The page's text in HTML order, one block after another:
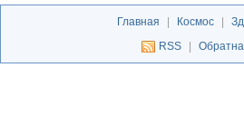
Главная Космос
RSS